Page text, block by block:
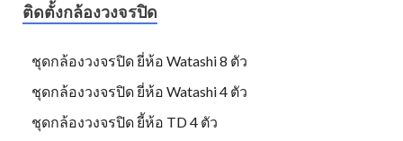
ติดตั้งกล้องวงจรปิด
ชุดกล้องวงจรปิด ยี่ห้อ Watashi 8 ตัว
ชุดกล้องวงจรปิด ยี่ห้อ Watashi 4 ตัว
ชุดกล้องวงจรปิด ยี้ห้อ TD 4 ตัว